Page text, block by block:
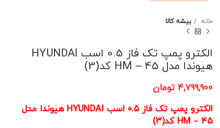
خانه بیشه کالا
الکترو پمپ تک فاز 0.5 اسب HYUNDAI
هیوندا مدل HM – 45 کد(3)
۴,۷۹۹,۹۰۰ تومان
الکترو پمپ تک فاز 0.5 اسب HYUNDAI هیوندا مدل
HM – 45 کد(3)